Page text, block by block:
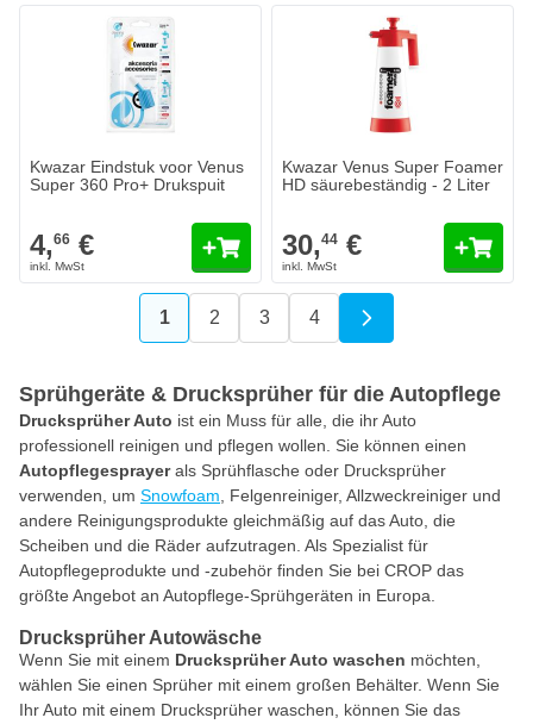
Kwazar Eindstuk voor Venus
Super 360 Pro+ Drukspuit
4,66 €
Kwazar Venus Super Foamer
HD säurebeständig - 2 Liter
30,44 €
Sie lesen gerade die Seite
1 Seite
2 Seite
3 Seite
4
Sprühgeräte & Drucksprüher für die Autopflege
Drucksprüher Auto ist ein Muss für alle, die ihr Auto
professionell reinigen und pflegen wollen. Sie können einen
Autopflegesprayerals Sprühflasche oder Drucksprüher
verwenden, um Snowfoam , Felgenreiniger, Allzweckreiniger und
andere Reinigungsprodukte gleichmäßig auf das Auto, die
Scheiben und die Räder aufzutragen. Als Spezialist für
Autopflegeprodukte und -zubehör finden Sie bei CROP das
größte Angebot an Autopflege-Sprühgeräten in Europa.
Drucksprüher Autowäsche
Wenn Sie mit einem Drucksprüher Auto waschen möchten,
wählen Sie einen Sprüher mit einem großen Behälter. Wenn Sie
Ihr Auto mit einem Drucksprüher waschen, können Sie das